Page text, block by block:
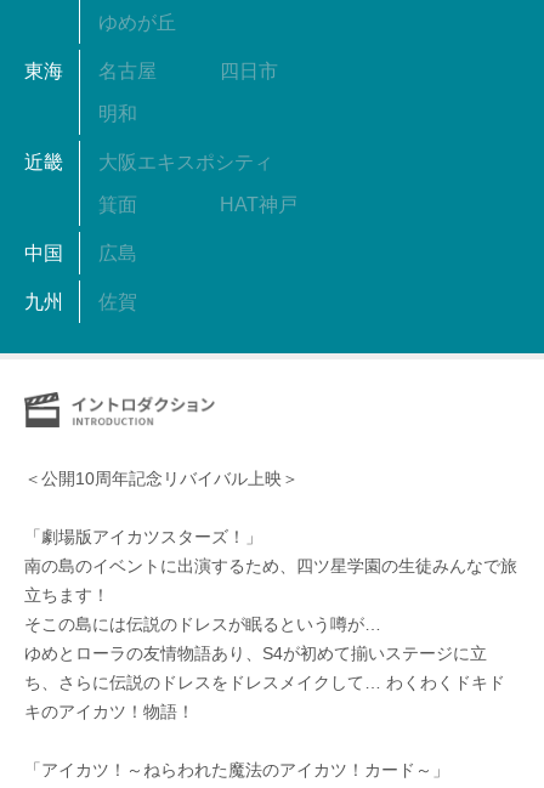
ゆめが丘
東海 名古屋 四日市
明和
近畿 大阪エキスポシティ
箕面 HAT神戸
中国 広島
九州 佐賀
＜公開10周年記念リバイバル上映＞
「劇場版アイカツスターズ！」
南の島のイベントに出演するため、四ツ星学園の生徒みんなで旅
立ちます！
そこの島には伝説のドレスが眠るという噂が…
ゆめとローラの友情物語あり、S4が初めて揃いステージに立
ち、さらに伝説のドレスをドレスメイクして… わくわくドキド
キのアイカツ！物語！
「アイカツ！～ねらわれた魔法のアイカツ！カード～」